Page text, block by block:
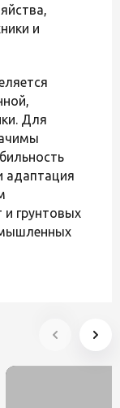
и
Для
адаптация
и грунтовых